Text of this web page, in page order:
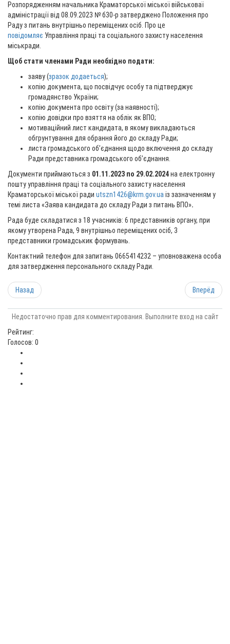
Розпорядженням начальника Краматорської міської військоваї
адміністрації від 08.09.2023 № б30-р затверджено Положення про
Раду з питань внутрішньо переміщених осіб. Про це
повідомляє Управління праці та соціального захисту населення
міськради.
Щоб стати членами Ради необхідно подати:
заяву (зразок додаеться);
копію документа, що посвідчує особу та підтверджує
громадянство України;
копію документа про освіту (за наявності);
копію довідки про взяття на облік як ВПО;
мотиваційний лист кандидата, в якому викладаються
обгрунтування для обрання його до складу Ради;
листа громадського об’єднання щодо включення до складу
Ради представника громадського об’єднання.
Документи приймаються з 01.11.2023 по 29.02.2024на електронну
пошту управління праці та соціального захисту населення
Краматорської міської ради utszn1426@krm.gov.ua із зазначенням у
темі листа «Заява кандидата до складу Ради з питань ВПО».
Рада буде складатися з 18 учасників: 6 представників органу, при
якому утворена Рада, 9 внутрішньо переміщених осіб, 3
представники громадськик формувань.
Контактний телефон для запитань 0665414232 – уповноважена особа
для затвердження персонального складу Ради.
Назад Вперёд
Недостаточно прав для комментирования. Выполните вход на сайт
Рейтинг:
Голосов: 0